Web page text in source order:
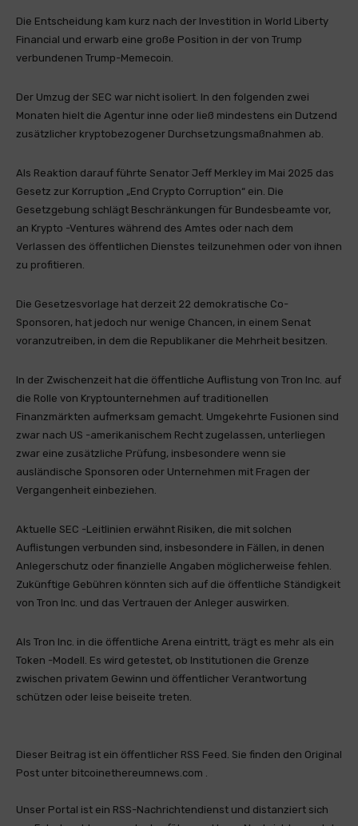
Die Entscheidung kam kurz nach der Investition in World Liberty
Financial und erwarb eine große Position in der von Trump
verbundenen Trump-Memecoin.
Der Umzug der SEC war nicht isoliert. In den folgenden zwei
Monaten hielt die Agentur inne oder ließ mindestens ein Dutzend
zusätzlicher kryptobezogener Durchsetzungsmaßnahmen ab.
Als Reaktion darauf führte Senator Jeff Merkley im Mai 2025 das
Gesetz zur Korruption „End Crypto Corruption“ ein. Die
Gesetzgebung schlägt Beschränkungen für Bundesbeamte vor,
an Krypto -Ventures während des Amtes oder nach dem
Verlassen des öffentlichen Dienstes teilzunehmen oder von ihnen
zu profitieren.
Die Gesetzesvorlage hat derzeit 22 demokratische Co-
Sponsoren, hat jedoch nur wenige Chancen, in einem Senat
voranzutreiben, in dem die Republikaner die Mehrheit besitzen.
In der Zwischenzeit hat die öffentliche Auflistung von Tron Inc. auf
die Rolle von Kryptounternehmen auf traditionellen
Finanzmärkten aufmerksam gemacht. Umgekehrte Fusionen sind
zwar nach US -amerikanischem Recht zugelassen, unterliegen
zwar eine zusätzliche Prüfung, insbesondere wenn sie
ausländische Sponsoren oder Unternehmen mit Fragen der
Vergangenheit einbeziehen.
Aktuelle SEC -Leitlinien erwähnt Risiken, die mit solchen
Auflistungen verbunden sind, insbesondere in Fällen, in denen
Anlegerschutz oder finanzielle Angaben möglicherweise fehlen.
Zukünftige Gebühren könnten sich auf die öffentliche Ständigkeit
von Tron Inc. und das Vertrauen der Anleger auswirken.
Als Tron Inc. in die öffentliche Arena eintritt, trägt es mehr als ein
Token -Modell. Es wird getestet, ob Institutionen die Grenze
zwischen privatem Gewinn und öffentlicher Verantwortung
schützen oder leise beiseite treten.
Dieser Beitrag ist ein öffentlicher RSS Feed. Sie finden den Original
Post unter bitcoinethereumnews.com .
Unser Portal ist ein RSS-Nachrichtendienst und distanziert sich